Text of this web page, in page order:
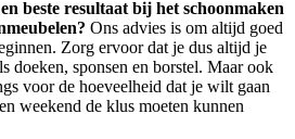
beste resultaat bij het schoonmaken
Ons advies is om altijd goed
Zorg ervoor dat je dus altijd je
doeken, sponsen en borstel. Maar ook
voor de hoeveelheid dat je wilt gaan
weekend de klus moeten kunnen